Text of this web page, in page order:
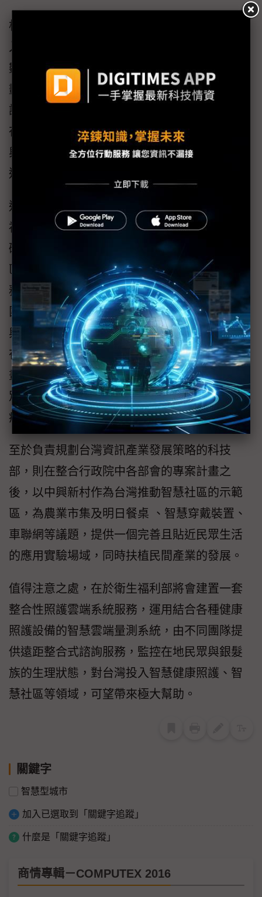
根據經建會預估資料顯示，台灣將在2018年邁
入高齡化社會，屆時65歲以上人口將占總人口
數15%以上，因此行政院自2007年起便開始規
劃與推動遠距照護試辦計畫，即是希望利用資
訊設備的協助，讓長照失能者與慢性病換者能
在於居家環境中，依然能獲得持續性、周全性
與完整性醫療照護服務，以達健康維護與促
進。
近來在各種智慧健康管理設備問世之後，衛生
福利部從2015年起便以遠距健康照護服務基
礎，搭配愈來愈完善的4G行動寬頻，在一般社
區與居家環境中，進一步提供遠距生理量測服
務，一旦發現有健康異常情形者，則能由醫護
團隊以視訊面對面方式，提供更完善醫療診斷
與照護服務。不僅如此，衛生福利部更進一步
在2016年推出全方位社區居家醫療照護網計
畫，針對有居家醫療照護需求的民眾，提供個
別化的到宅服務，讓民眾在家也能獲得社區醫
療照護，讓智慧社區概念能夠逐步被落實。
至於負責規劃台灣資訊產業發展策略的科技
部，則在整合行政院中各部會的專案計畫之
後，以中興新村作為台灣推動智慧社區的示範
區，為農業市集及明日餐桌 、智慧穿戴裝置、
車聯網等議題，提供一個完善且貼近民眾生活
的應用實驗場域，同時扶植民間產業的發展。
值得注意之處，在於衛生福利部將會建置一套
整合性照護雲端系統服務，運用結合各種健康
照護設備的智慧雲端量測系統，由不同團隊提
供遠距整合式諮詢服務，監控在地民眾與銀髮
族的生理狀態，對台灣投入智慧健康照護、智
慧社區等領域，可望帶來極大幫助。
關鍵字
智慧型城市
加入已選取到「關鍵字追蹤」
什麼是「關鍵字追蹤」
商情專輯－COMPUTEX 2016